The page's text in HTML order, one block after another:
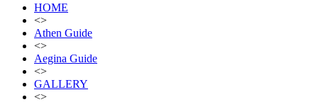
HOME
<>
Athen Guide
<>
Aegina Guide
<>
GALLERY
<>